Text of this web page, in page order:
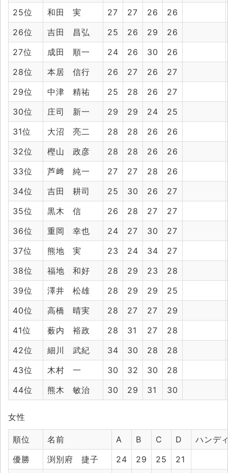
25位
和田 実 27 27 26
26
26位
吉田 昌弘 25 26 29
26
27位
成田 順一 24 26 30
26
28位
本居 信行 26 27 26
27
29位
中津 精祐 25 28 26
27
30位
庄司 新一 29 29 24
25
31位
大沼 亮二 28 28 26
26
32位
樫山 政彦 28 28 26
26
33位
芦﨑 純一 27 27 28
26
34位
吉田 耕司 25 30 26
27
35位
黒木 信 26 28 27
27
36位
重岡 幸也 24 27 30
27
37位
熊地 実 23 24 34
27
38位
福地 和好 28 29 23
28
39位
澤井 松雄 28 29 29
25
40位
高橋 晴実 28 27 27
29
41位
薮内 裕政 28 31 27
28
42位
細川 武紀 34 30 28
28
43位
木村 一 30 32 30
28
44位
熊木 敏治 30 29 31 30
女性
順位 名前 A B C D
ハンデ
優勝
渕別府 捷子 24 29 25
21